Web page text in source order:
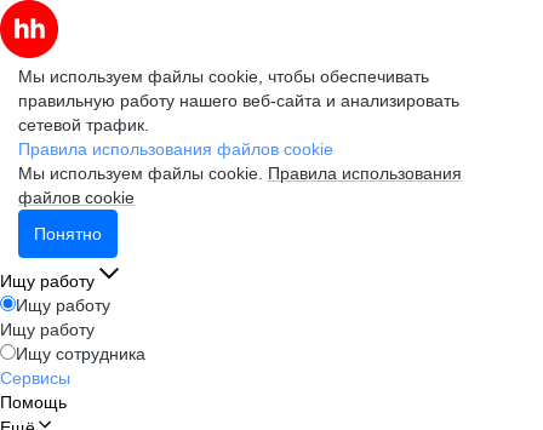
Мы используем файлы cookie, чтобы обеспечивать
правильную работу нашего веб-сайта и анализировать
сетевой трафик.
Правила использования файлов cookie
Мы используем файлы cookie. Правила использования
файлов cookie
Понятно
Ищу работу
Ищу работу
Ищу работу
Ищу сотрудника
Сервисы
Помощь